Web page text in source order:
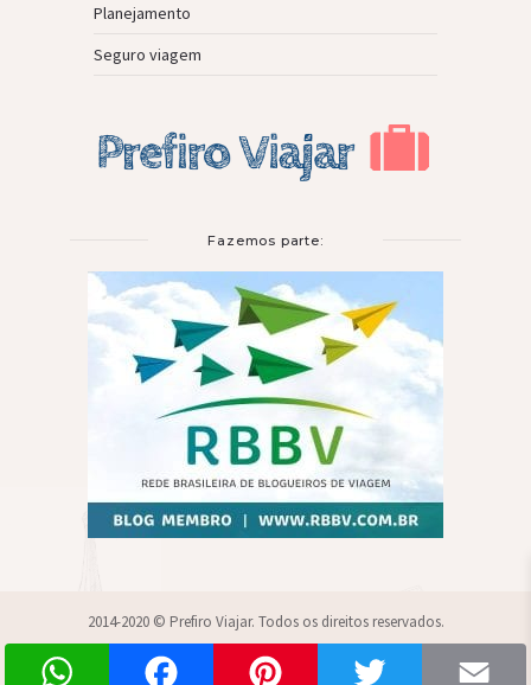
Planejamento
Seguro viagem
Fazemos parte:
2014-2020 © Prefiro Viajar. Todos os direitos reservados.
Sobre
Parcerias Blogroll Contato
WhatsApp Facebook